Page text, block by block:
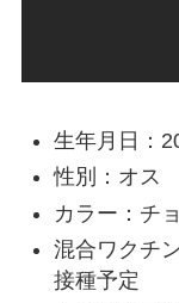
生年月日：
性別：オス
カラー：チ
混合ワクチ
接種予定